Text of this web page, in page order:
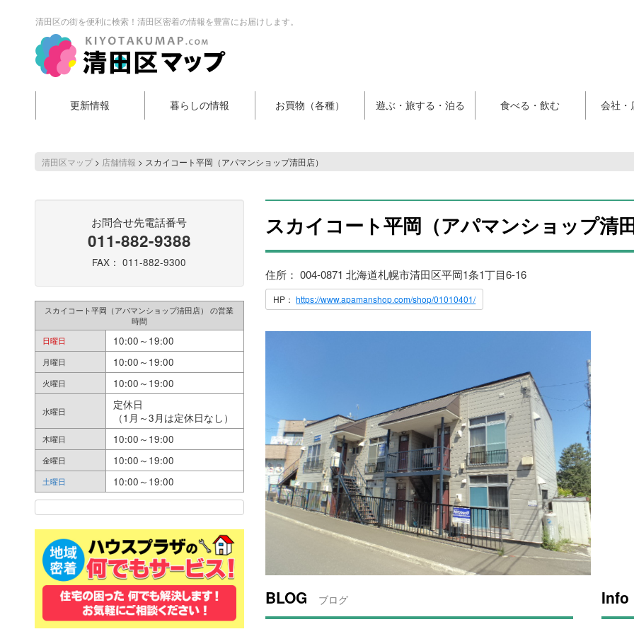
清田区の街を便利に検索！清田区密着の情報を豊富にお届けします。
更新情報 暮らしの情報 お買物（各種） 遊ぶ・旅する・泊る 食べる・飲む 会社・
清田区マップ> 店舗情報 > スカイコート平岡（アパマンショップ清田店）
お問合せ先電話番号
011-882-9388
FAX： 011-882-9300
スカイコート平岡（アパマンショップ清田店） の営業
時間
日曜日 10:00～19:00
月曜日 10:00～19:00
火曜日 10:00～19:00
水曜日
定休日
（1月～3月は定休日なし）
木曜日 10:00～19:00
金曜日 10:00～19:00
土曜日 10:00～19:00
スカイコート平岡（アパマンショップ清
住所： 004-0871 北海道札幌市清田区平岡1条1丁目6-16
HP：https://www.apamanshop.com/shop/01010401/
BLOG ブログ Info